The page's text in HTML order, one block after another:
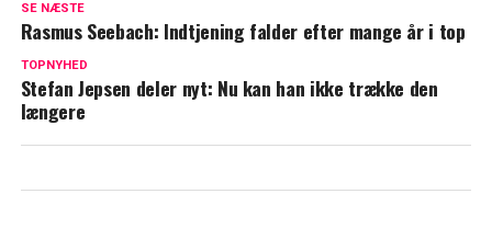
“Jeg var i tvivl i starten”
SE NÆSTE
Rasmus Seebach: Indtjening falder efter mange år i top
TOPNYHED
Stefan Jepsen deler nyt: Nu kan han ikke trække den
længere